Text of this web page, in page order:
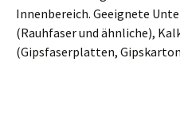
Innenbereich. Geeignete
(Rauhfaser und ähnliche),
(Gipsfaserplatten,